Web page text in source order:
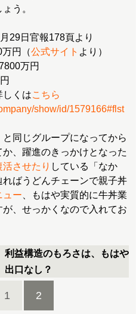
う。
円（公式サイト
くはこちら
show/id/1579166#flst
同じグループになってから
、躍進のきっかけとなった
活させたり している「なか
ばうどんチェーンで親子丼
ュー 、もはや実質的に牛丼業
、せっかくなので入れてお
利益構造のもろさは、もはや
出口なし？
1 2